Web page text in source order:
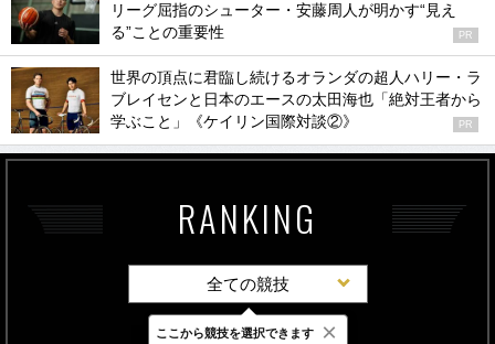
リーグ屈指のシューター・安藤周人が明かす“見え
る”ことの重要性
PR
世界の頂点に君臨し続けるオランダの超人ハリー・ラ
ブレイセンと日本のエースの太田海也「絶対王者から
学ぶこと」《ケイリン国際対談②》
PR
RANKING
全ての競技
最新 24時間 週間
ここから競技を選択できます ×